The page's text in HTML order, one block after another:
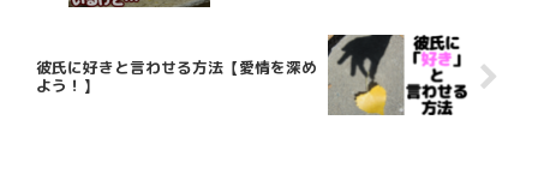
彼氏に好きと言わせる方法【愛情を深め
よう！】